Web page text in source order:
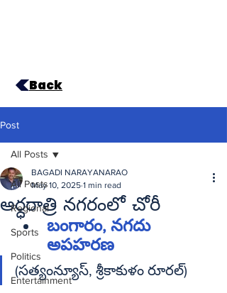
Back
Post
All Posts
Regional
Sports
Politics
Entertainment
All Posts
అర్ధరాత్రి నగరంలో చోరీ
BAGADI NARAYANARAO
May 10, 2025 1 min read
బంగారం, నగదు
అపహరణ
(సత్యంన్యూస్‌, శ్రీకాకుళం రూరల్‌)